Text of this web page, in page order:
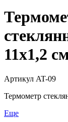
11x1,2
Артикул AT-09
Термометр
Еще